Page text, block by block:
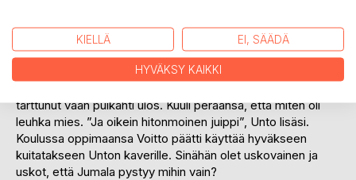
– Sanopas sinä, kun olet kirjasi lukenut, miksi joillakin on
suurempi palkka kuin toisilla, vaikka tekevät samoja töitä,
tarttunut vaan puikahti ulos. Kuuli peräänsä, että miten oli
leuhka mies. ”Ja oikein hitonmoinen juippi”, Unto lisäsi.
Koulussa oppimaansa Voitto päätti käyttää hyväkseen
kuitatakseen Unton kaverille. Sinähän olet uskovainen ja
uskot, että Jumala pystyy mihin vain?
KIELLÄ EI, SÄÄDÄ
HYVÄKSY KAIKKI